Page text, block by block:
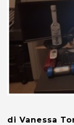
di Vanessa